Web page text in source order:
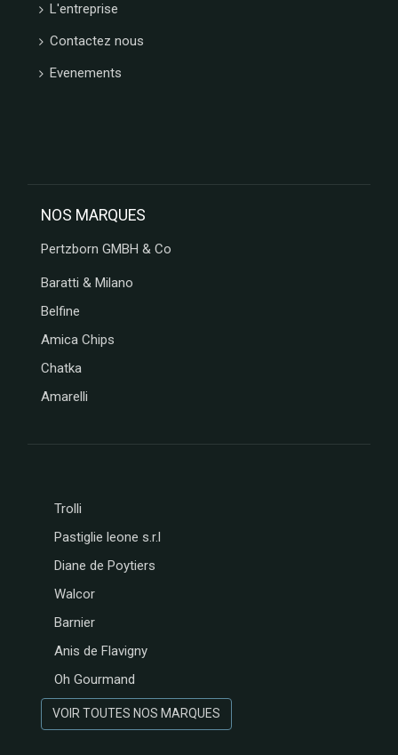
L'entreprise
Contactez nous
Evenements
NOS MARQUES
Pertzborn GMBH & Co
Baratti & Milano
Belfine
Amica Chips
Chatka
Amarelli
Trolli
Pastiglie leone s.r.l
Diane de Poytiers
Walcor
Barnier
Anis de Flavigny
Oh Gourmand
VOIR TOUTES NOS MARQUES